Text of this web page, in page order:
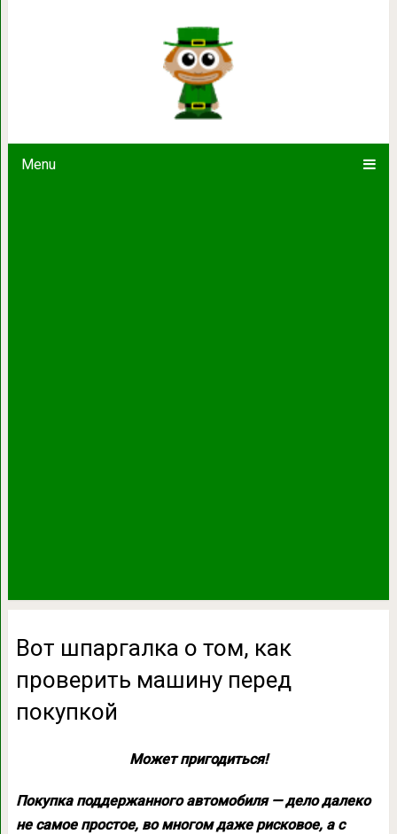
Menu
Вот шпаргалка о том, как
Вот шпаргалка о том, как
проверить машину перед
покупкой
Может пригодиться!
Покупка поддержанного автомобиля — дело далеко
не самое простое, во многом даже рисковое, а с